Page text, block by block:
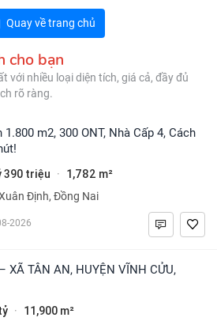
Quay về trang chủ
cho bạn
với nhiều loại diện tích, giá cả, đầy đủ
rõ ràng.
390 triệu · 1,782 m²
Định, Đồng Nai
2026
· 11,900 m²